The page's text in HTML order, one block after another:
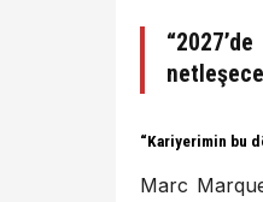
“Kariyerimin bu
Marc